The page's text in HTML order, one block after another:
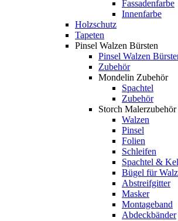
Fassadenfarbe
Innenfarbe
Holzschutz
Tapeten
Pinsel Walzen Bürsten
Pinsel Walzen
Zubehör
Mondelin Zubehör
Spachtel
Zubehör
Storch Malerzubehör
Walzen
Pinsel
Folien
Schleifen
Spachtel &
Bügel für
Abstreifgitter
Masker
Montageband
Abdeckbänder